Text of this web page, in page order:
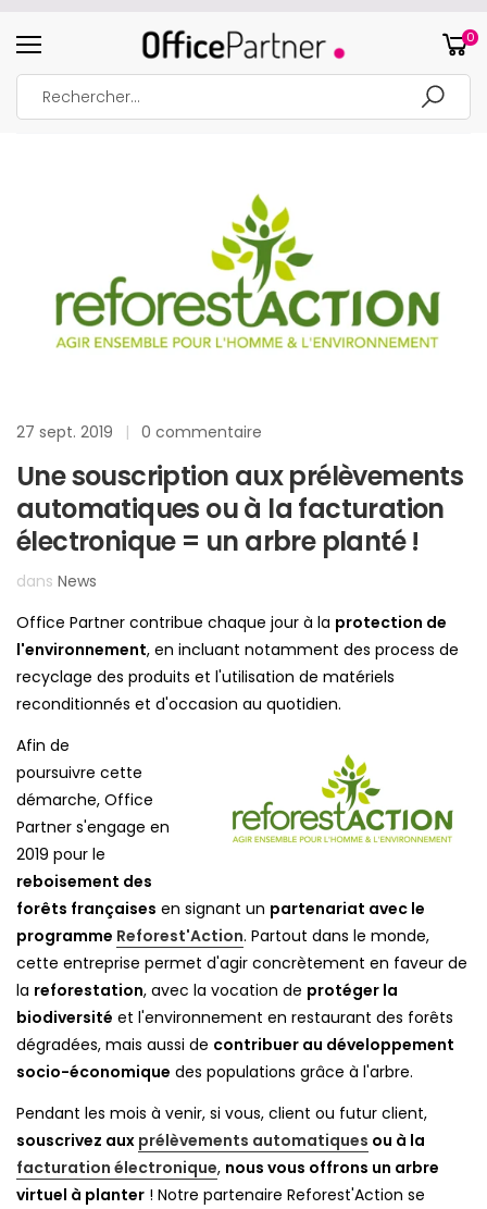
0
27 sept. 2019 | 0 commentaire
Une souscription aux prélèvements
automatiques ou à la facturation
électronique = un arbre planté !
dans News
Office Partner contribue chaque jour à la protection de
l'environnement, en incluant notamment des process de
recyclage des produits et l'utilisation de matériels
reconditionnés et d'occasion au quotidien.
Afin de
poursuivre cette
démarche, Office
Partner s'engage en
2019 pour le
reboisement des
forêts françaises en signant un partenariat avec le
programme Reforest'Action. Partout dans le monde,
cette entreprise permet d'agir concrètement en faveur de
la reforestation, avec la vocation de protéger la
biodiversité et l'environnement en restaurant des forêts
dégradées, mais aussi de contribuer au développement
socio-économique des populations grâce à l'arbre.
Pendant les mois à venir, si vous, client ou futur client,
souscrivez aux prélèvements automatiques ou à la
facturation électronique, nous vous offrons un arbre
virtuel à planter ! Notre partenaire Reforest'Action se